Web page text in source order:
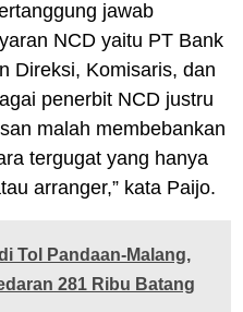
jawab
NCD yaitu PT Bank
Direksi, Komisaris, dan
penerbit NCD justru
malah membebankan
tergugat yang hanya
arranger,” kata Paijo.
Tol Pandaan-Malang,
281 Ribu Batang